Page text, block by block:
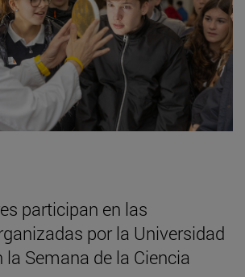
participan en las
por la Universidad
la Semana de la Ciencia